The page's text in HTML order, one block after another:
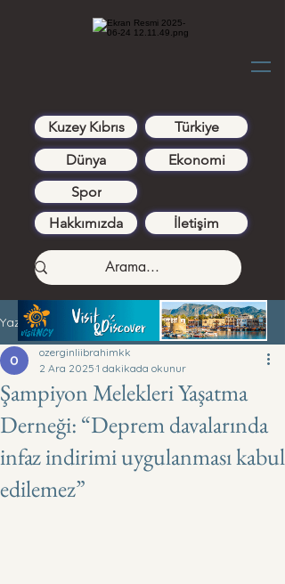
Kuzey Kıbrıs
Türkiye
Dünya
Ekonomi
Spor
Hakkımızda
İletişim
Yazı
Şampiyon Melekleri Yaşatma
Derneği: “Deprem davalarında
infaz indirimi uygulanması kabul
edilemez”
ozerginliibrahimkk
2 Ara 2025 1 dakikada okunur